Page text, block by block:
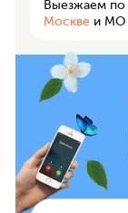
Выезжаем по
Москве и МО